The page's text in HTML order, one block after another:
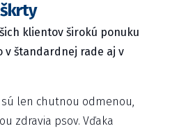
klientov širokú ponuku
v štandardnej rade aj v
sú len chutnou odmenou,
zdravia psov. Vďaka